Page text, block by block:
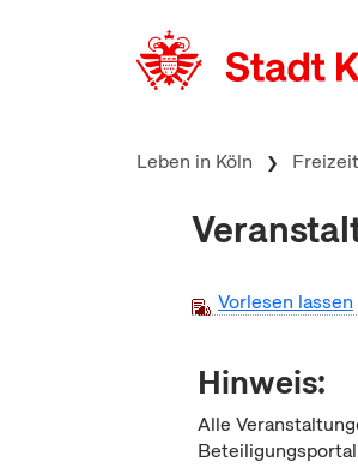
Leben in Köln
Vorlesen lassen
Hinweis:
Alle